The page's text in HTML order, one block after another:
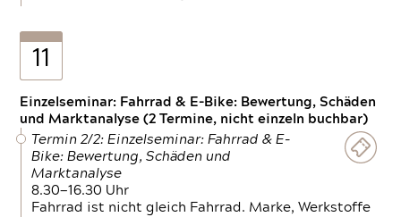
11
Einzelseminar: Fahrrad & E-Bike: Bewertung, Schäden
und Marktanalyse (2 Termine, nicht einzeln buchbar)
Termin 2/2: Einzelseminar: Fahrrad & E-
Bike: Bewertung, Schäden und
Marktanalyse
8.30—16.30 Uhr
Fahrrad ist nicht gleich Fahrrad. Marke, Werkstoffe